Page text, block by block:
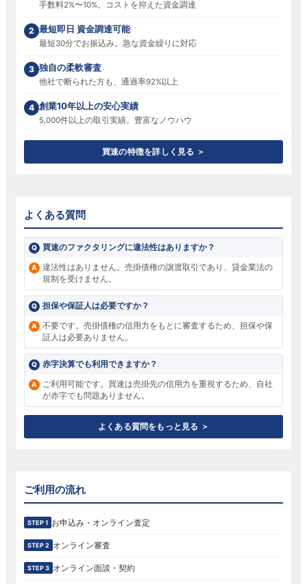
手数料2%〜10%。コストを抑えた資金調達
2 最短即日 資金調達可能
最短30分でお振込み。急な資金繰りに対応
3 独自の柔軟審査
他社で断られた方も、通過率92%以上
4 創業10年以上の安心実績
5,000件以上の取引実績。豊富なノウハウ
買速の特徴を詳しく見る ＞
よくある質問
買速のファクタリングに違法性はありますか？
違法性はありません。売掛債権の譲渡取引であり、貸金業法の
規制を受けません。
担保や保証人は必要ですか？
不要です。売掛債権の信用力をもとに審査するため、担保や保
証人は必要ありません。
赤字決算でも利用できますか？
ご利用可能です。買速は売掛先の信用力を重視するため、自社
が赤字でも問題ありません。
よくある質問をもっと見る ＞
ご利用の流れ
STEP 1 お申込み・オンライン査定
STEP 2 オンライン審査
STEP 3 オンライン面談・契約